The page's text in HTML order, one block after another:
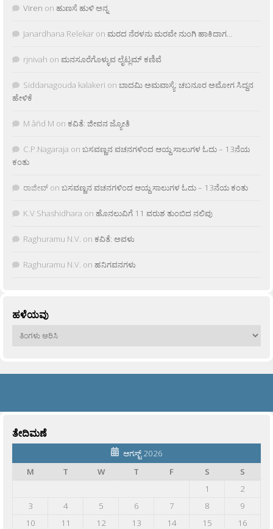
Viren on ಹುಣಸೆ ಹುಳಿ ಅನ್ನ
Janardhana Relekar on ಮರದ ನೆರಳನು ಮರವೇ ನುಂಗಿ ಹಾಕಿದಾಗ…
rjnivah on ಮನಸೂರೆಗೊಳ್ಳುವ ಲೈಟ್ಲಮ್ ಕಣಿವೆ
Siddanagouda kalakeri on ಬಾದಮಿ ಅಮವಾಸ್ಯೆ: ಚಬನೂರ ಅಮೋಗ ಸಿದ್ದನ
ಹೇಳಿಕೆ
M âñd M on ಕವಿತೆ: ಜೀವನ ಜ್ಯೋತಿ
C.P.Nagaraja on ಬಸವಣ್ಣನ ವಚನಗಳಿಂದ ಆಯ್ದ ಸಾಲುಗಳ ಓದು – 13ನೆಯ
ಕಂತು
ರಾಜೀವ್ on ಬಸವಣ್ಣನ ವಚನಗಳಿಂದ ಆಯ್ದ ಸಾಲುಗಳ ಓದು – 13ನೆಯ ಕಂತು
K.V Shashidhara on ಹೊನಲುವಿಗೆ 11 ವರುಶ ತುಂಬಿದ ನಲಿವು
Raghuramu N.V. on ಕವಿತೆ: ಅವಳು
Raghuramu N.V. on ಹನಿಗವನಗಳು
ಹಳೆಯವು
ಹಳೆಯವು
ತೇದಿಮಣೆ
ಆಗಸ್ಟ್ 2026
M
T W T F S
S
1
2
3
4 5 6 7 8
9
10
11 12 13 14 15
16